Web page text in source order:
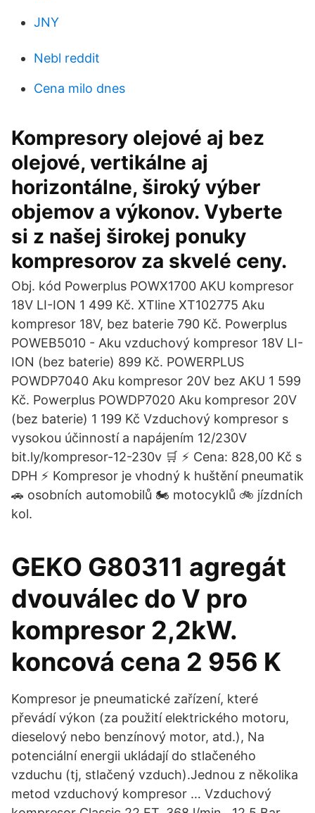
JNY
Nebl reddit
Cena milo dnes
Kompresory olejové aj bez
olejové, vertikálne aj
horizontálne, široký výber
objemov a výkonov. Vyberte
si z našej širokej ponuky
kompresorov za skvelé ceny.
Obj. kód Powerplus POWX1700 AKU kompresor
18V LI-ION 1 499 Kč. XTline XT102775 Aku
kompresor 18V, bez baterie 790 Kč. Powerplus
POWEB5010 - Aku vzduchový kompresor 18V LI-
ION (bez baterie) 899 Kč. POWERPLUS
POWDP7040 Aku kompresor 20V bez AKU 1 599
Kč. Powerplus POWDP7020 Aku kompresor 20V
(bez baterie) 1 199 Kč Vzduchový kompresor s
vysokou účinností a napájením 12/230V
bit.ly/kompresor-12-230v 🛒 ⚡ Cena: 828,00 Kč s
DPH ⚡ Kompresor je vhodný k huštění pneumatik
🚗 osobních automobilů 🏍 motocyklů 🚲 jízdních
kol.
GEKO G80311 agregát
dvouválec do V pro
kompresor 2,2kW.
koncová cena 2 956 K
Kompresor je pneumatické zařízení, které
převádí výkon (za použití elektrického motoru,
dieselový nebo benzínový motor, atd.), Na
potenciální energii ukládají do stlačeného
vzduchu (tj, stlačený vzduch).Jednou z několika
metod vzduchový kompresor … Vzduchový